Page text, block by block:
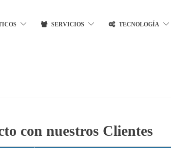
SERVICIOS TECNOLOGÍA
con nuestros Clientes